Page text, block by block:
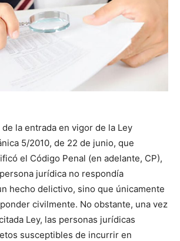
de la entrada en vigor de la Ley
5/2010, de 22 de junio, que
el Código Penal (en adelante, CP),
jurídica no respondía
hecho delictivo, sino que únicamente
civilmente. No obstante, una vez
Ley, las personas jurídicas
susceptibles de incurrir en